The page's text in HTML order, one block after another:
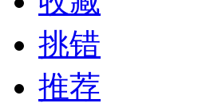
挑错
推荐